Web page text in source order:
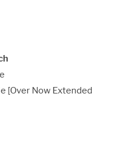
[Over Now Extended